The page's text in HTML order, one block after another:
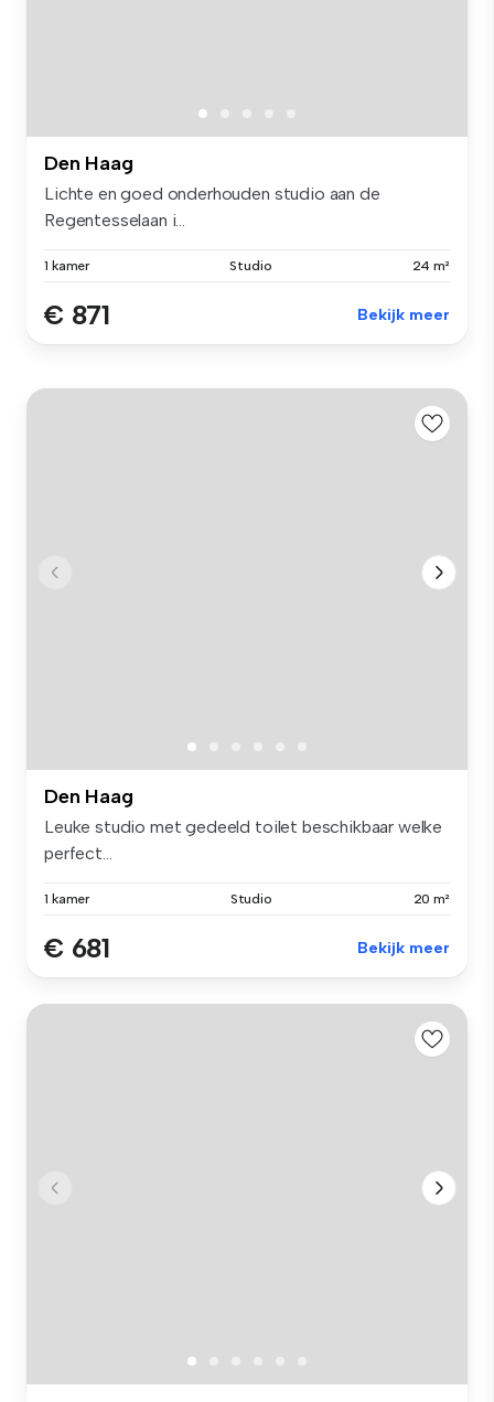
Den Haag
Lichte en goed onderhouden studio aan de
Regentesselaan i...
1 kamer Studio 24 m²
€ 871 Bekijk meer
Den Haag
Leuke studio met gedeeld toilet beschikbaar welke
perfect...
1 kamer Studio 20 m²
€ 681 Bekijk meer